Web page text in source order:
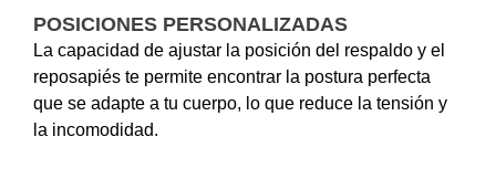
POSICIONES PERSONALIZADAS
La capacidad de ajustar la posición del respaldo y el
reposapiés te permite encontrar la postura perfecta
que se adapte a tu cuerpo, lo que reduce la tensión y
la incomodidad.